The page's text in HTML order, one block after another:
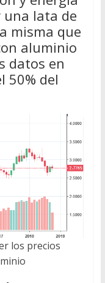
una lata de
misma que
aluminio
datos en
50% del
los precios